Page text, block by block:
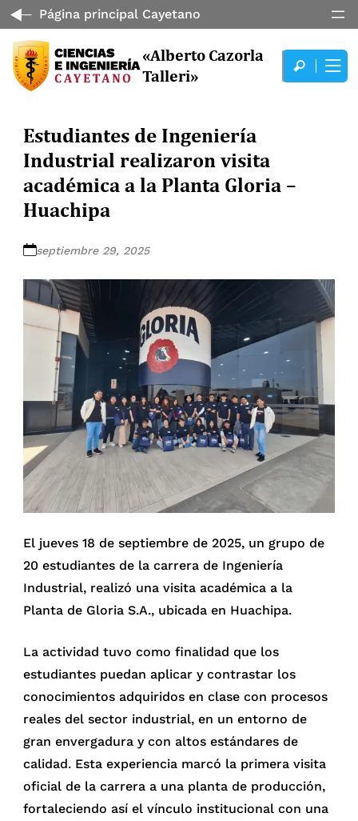
Página principal Cayetano
«Alberto Cazorla
Talleri»
Estudiantes de Ingeniería
Industrial realizaron visita
académica a la Planta Gloria –
Huachipa
septiembre 29, 2025
El jueves 18 de septiembre de 2025, un grupo de
20 estudiantes de la carrera de Ingeniería
Industrial, realizó una visita académica a la
Planta de Gloria S.A., ubicada en Huachipa.
La actividad tuvo como finalidad que los
estudiantes puedan aplicar y contrastar los
conocimientos adquiridos en clase con procesos
reales del sector industrial, en un entorno de
gran envergadura y con altos estándares de
calidad. Esta experiencia marcó la primera visita
oficial de la carrera a una planta de producción,
fortaleciendo así el vínculo institucional con una